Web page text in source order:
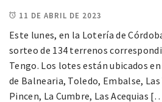
11 DE ABRIL DE 2023
Este lunes, en la Lotería de
sorteo de 134 terrenos
Tengo. Los lotes están ubicados
de Balnearia, Toledo, Embalse,
Pincen, La Cumbre, Las Acequias